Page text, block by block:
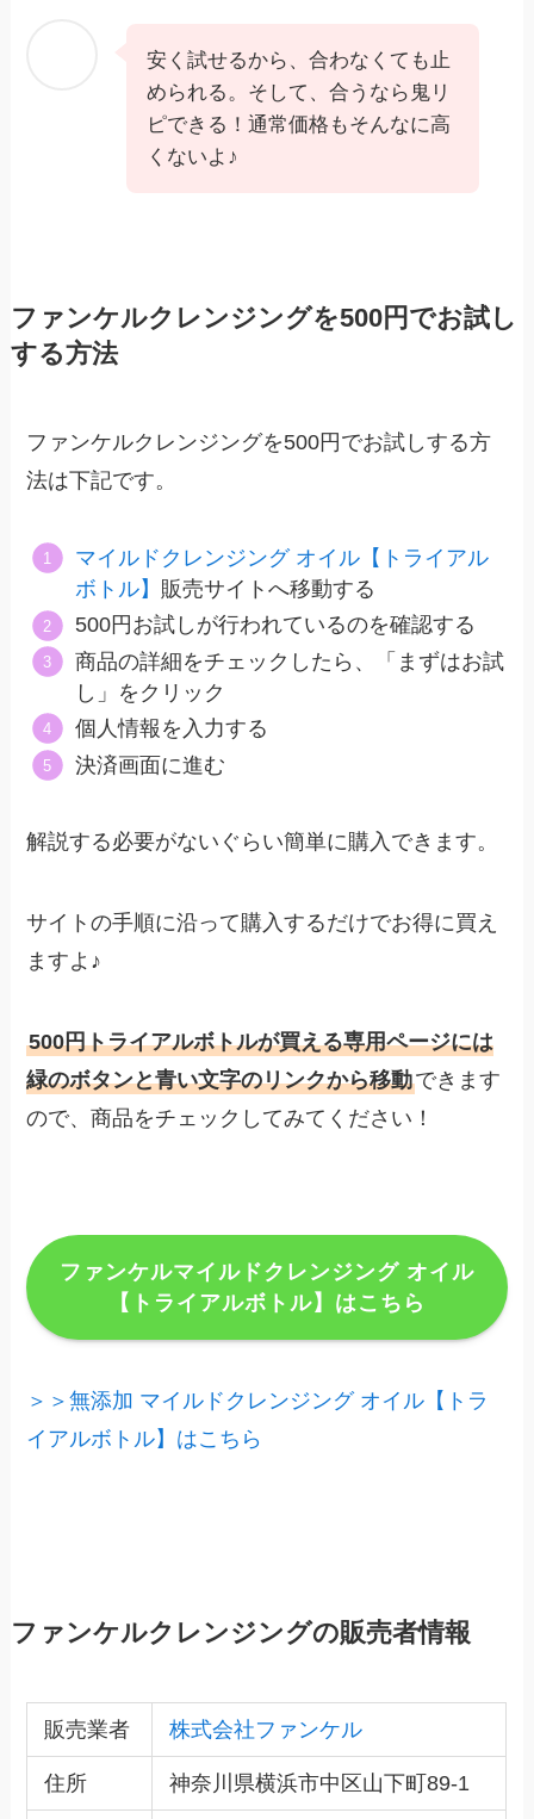
安く試せるから、合わなくても止
められる。そして、合うなら鬼リ
ピできる！通常価格もそんなに高
くないよ♪
ファンケルクレンジングを500円でお試し
する方法
ファンケルクレンジングを500円でお試しする方
法は下記です。
マイルドクレンジング オイル【トライアル
ボトル】 販売サイトへ移動する
500円お試しが行われているのを確認する
商品の詳細をチェックしたら、「まずはお試
し」をクリック
個人情報を入力する
決済画面に進む
解説する必要がないぐらい簡単に購入できます。
サイトの手順に沿って購入するだけでお得に買え
ますよ♪
500円トライアルボトルが買える専用ページには
緑のボタンと青い文字のリンクから移動できます
ので、商品をチェックしてみてください！
ファンケルマイルドクレンジング オイル
【トライアルボトル】はこちら
＞＞無添加 マイルドクレンジング オイル【トラ
イアルボトル】はこちら
ファンケルクレンジングの販売者情報
販売業者 株式会社ファンケル
住所 神奈川県横浜市中区山下町89-1